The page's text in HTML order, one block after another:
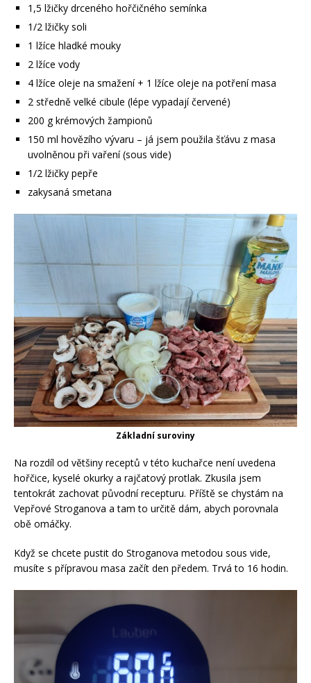
1,5 lžičky drceného hořčičného semínka
1/2 lžičky soli
1 lžíce hladké mouky
2 lžíce vody
4 lžíce oleje na smažení + 1 lžíce oleje na potření masa
2 středně velké cibule (lépe vypadají červené)
200 g krémových žampionů
150 ml hovězího vývaru – já jsem použila šťávu z masa
uvolněnou při vaření (sous vide)
1/2 lžičky pepře
zakysaná smetana
Základní suroviny
Na rozdíl od většiny receptů v této kuchařce není uvedena
hořčice, kyselé okurky a rajčatový protlak. Zkusila jsem
tentokrát zachovat původní recepturu. Příště se chystám na
Vepřové Stroganova a tam to určitě dám, abych porovnala
obě omáčky.
Když se chcete pustit do Stroganova metodou sous vide,
musíte s přípravou masa začít den předem. Trvá to 16 hodin.